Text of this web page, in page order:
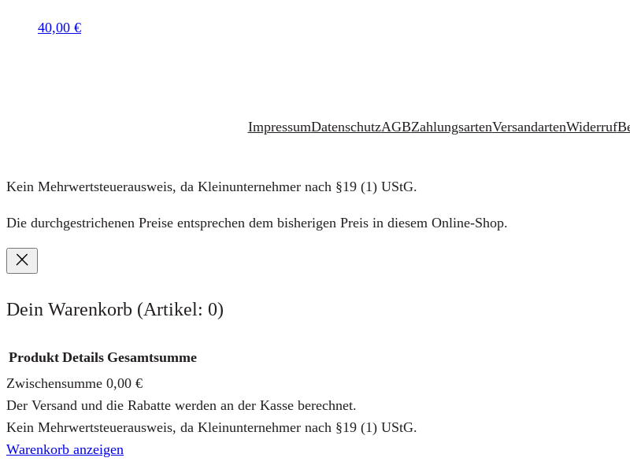
40,00 €
ImpressumDatenschutzAGBZahlungsartenVersandartenWiderruf
Kein Mehrwertsteuerausweis, da Kleinunternehmer nach §19 (1) UStG.
Die durchgestrichenen Preise entsprechen dem bisherigen Preis in diesem Online-Shop.
Dein Warenkorb (Artikel: 0)
Produkte
im
Warenkorb
Produkt Details Gesamtsumme
Zwischensumme 0,00 €
Der Versand und die Rabatte werden an der Kasse berechnet.
Kein Mehrwertsteuerausweis, da Kleinunternehmer nach §19 (1) UStG.
Warenkorb anzeigen